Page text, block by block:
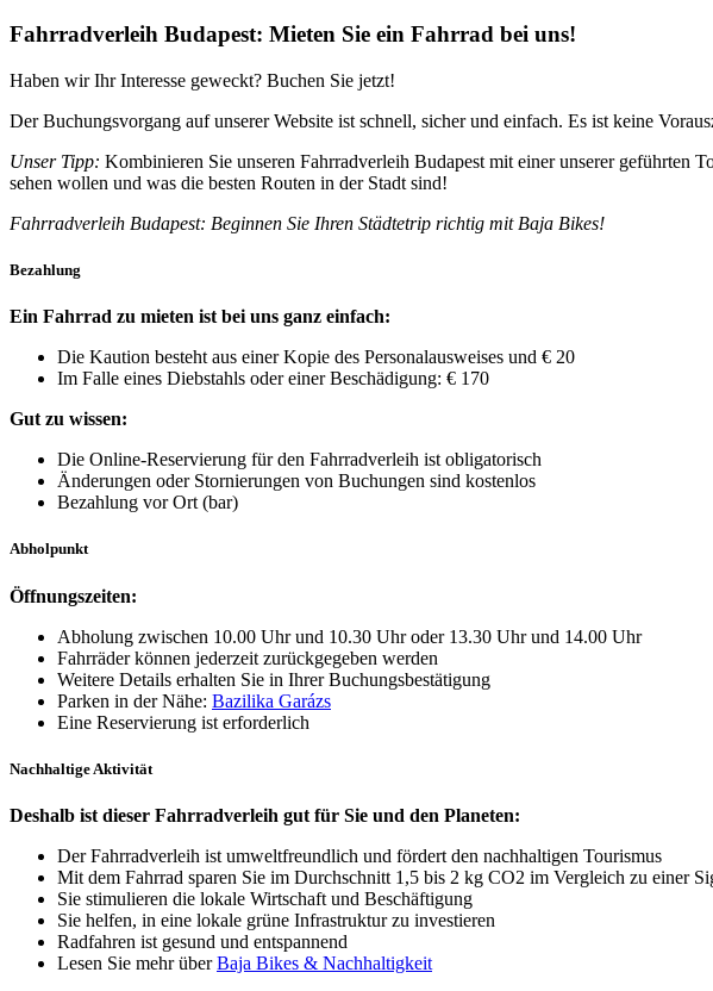
Fahrradverleih Budapest: Mieten Sie ein Fahrrad bei uns!
Haben wir Ihr Interesse geweckt? Buchen Sie jetzt!
Der Buchungsvorgang auf unserer Website ist schnell, sicher und einfach. Es ist keine
Unser Tipp: Kombinieren Sie unseren Fahrradverleih Budapest mit einer unserer geführten
sehen wollen und was die besten Routen in der Stadt sind!
Fahrradverleih Budapest: Beginnen Sie Ihren Städtetrip richtig mit Baja Bikes!
Bezahlung
Ein Fahrrad zu mieten ist bei uns ganz einfach:
Die Kaution besteht aus einer Kopie des Personalausweises und € 20
Im Falle eines Diebstahls oder einer Beschädigung: € 170
Gut zu wissen:
Die Online-Reservierung für den Fahrradverleih ist obligatorisch
Änderungen oder Stornierungen von Buchungen sind kostenlos
Bezahlung vor Ort (bar)
Abholpunkt
Öffnungszeiten:
Abholung zwischen 10.00 Uhr und 10.30 Uhr oder 13.30 Uhr und 14.00 Uhr
Fahrräder können jederzeit zurückgegeben werden
Weitere Details erhalten Sie in Ihrer Buchungsbestätigung
Parken in der Nähe: Bazilika Garázs
Eine Reservierung ist erforderlich
Nachhaltige Aktivität
Deshalb ist dieser Fahrradverleih gut für Sie und den Planeten:
Der Fahrradverleih ist umweltfreundlich und fördert den nachhaltigen Tourismus
Mit dem Fahrrad sparen Sie im Durchschnitt 1,5 bis 2 kg CO2 im Vergleich zu einer
Sie stimulieren die lokale Wirtschaft und Beschäftigung
Sie helfen, in eine lokale grüne Infrastruktur zu investieren
Radfahren ist gesund und entspannend
Lesen Sie mehr überBaja Bikes & Nachhaltigkeit